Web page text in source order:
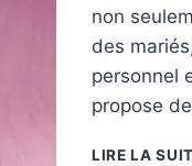
non
des
personnel
propose
LIRE LA